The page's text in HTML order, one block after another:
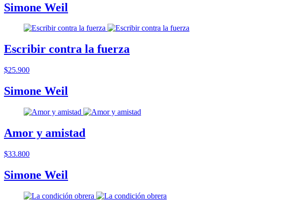
Simone Weil
Escribir contra la fuerza
$25.900
Simone Weil
Amor y amistad
$33.800
Simone Weil